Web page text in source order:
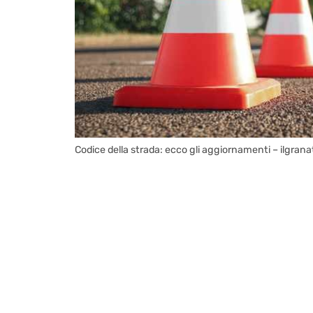
Codice della strada: ecco gli aggiornamenti –